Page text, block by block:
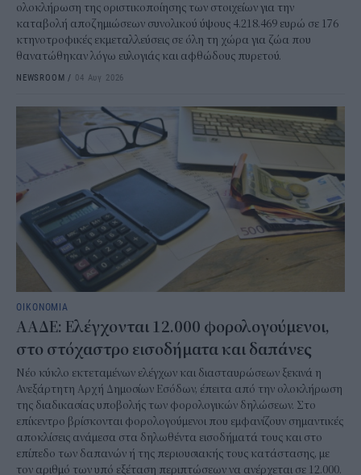
ολοκλήρωση της οριστικοποίησης των στοιχείων για την
καταβολή αποζημιώσεων συνολικού ύψους 4.218.469 ευρώ σε 176
κτηνοτροφικές εκμεταλλεύσεις σε όλη τη χώρα για ζώα που
θανατώθηκαν λόγω ευλογιάς και αφθώδους πυρετού.
NEWSROOM / 04 Αυγ 2026
ΟΙΚΟΝΟΜΙΑ
ΑΑΔΕ: Ελέγχονται 12.000 φορολογούμενοι,
στο στόχαστρο εισοδήματα και δαπάνες
Νέο κύκλο εκτεταμένων ελέγχων και διασταυρώσεων ξεκινά η
Ανεξάρτητη Αρχή Δημοσίων Εσόδων, έπειτα από την ολοκλήρωση
της διαδικασίας υποβολής των φορολογικών δηλώσεων. Στο
επίκεντρο βρίσκονται φορολογούμενοι που εμφανίζουν σημαντικές
αποκλίσεις ανάμεσα στα δηλωθέντα εισοδήματά τους και στο
επίπεδο των δαπανών ή της περιουσιακής τους κατάστασης, με
τον αριθμό των υπό εξέταση περιπτώσεων να ανέρχεται σε 12.000.